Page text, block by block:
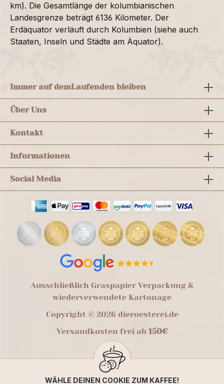
km). Die Gesamtlänge der kolumbianischen
Landesgrenze beträgt 6136 Kilometer. Der
Erdäquator verläuft durch Kolumbien (siehe auch
Staaten, Inseln und Städte am Äquator).
Immer auf demLaufenden bleiben
Über Uns
Kontakt
Informationen
Social Media
Ausschließlich Graspapier Verpackung &
wiederverwendete Kartonage
Copyright © 2026 dieroesterei.de
Versandkosten frei ab 150€
WÄHLE DEINEN COOKIE ZUM KAFFEE!